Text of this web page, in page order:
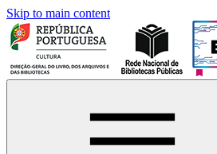
Skip to main content